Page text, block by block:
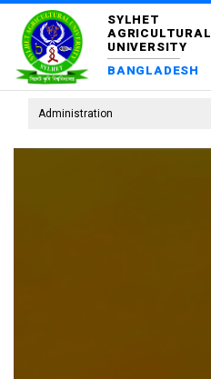
SYLHET
AGRICULTURAL
UNIVERSITY
BANGLADESH
Administration